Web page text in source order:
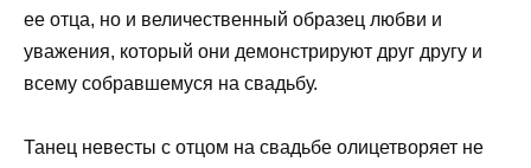
ее отца, но и величественный образец любви и
уважения, который они демонстрируют друг другу и
всему собравшемуся на свадьбу.
Танец невесты с отцом на свадьбе олицетворяет не